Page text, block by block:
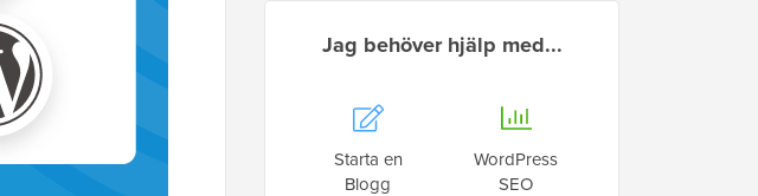
Jag behöver hjälp med...
Starta en
Blogg
WordPress
SEO